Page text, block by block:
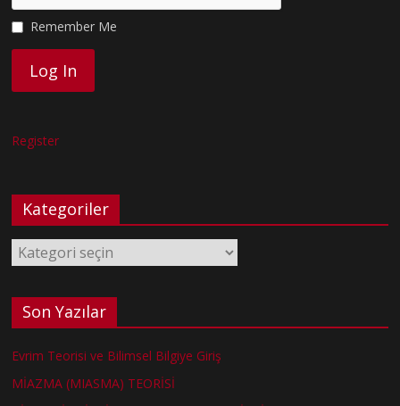
Remember Me
Register
Kategoriler
Kategoriler
Son Yazılar
Evrim Teorisi ve Bilimsel Bilgiye Giriş
MİAZMA (MIASMA) TEORİSİ